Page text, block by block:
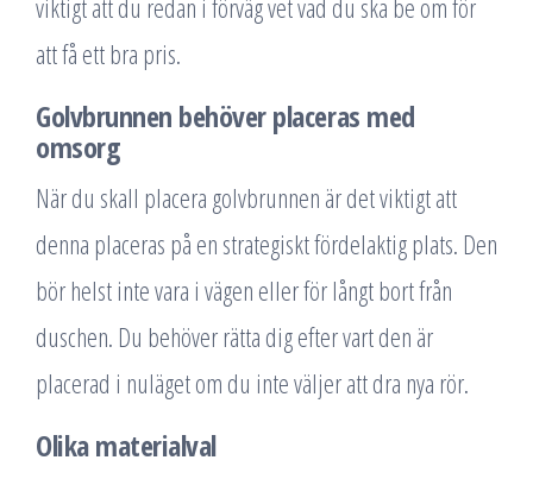
viktigt att du redan i förväg vet vad du ska be om för
att få ett bra pris.
Golvbrunnen behöver placeras med
omsorg
När du skall placera golvbrunnen är det viktigt att
denna placeras på en strategiskt fördelaktig plats. Den
bör helst inte vara i vägen eller för långt bort från
duschen. Du behöver rätta dig efter vart den är
placerad i nuläget om du inte väljer att dra nya rör.
Olika materialval